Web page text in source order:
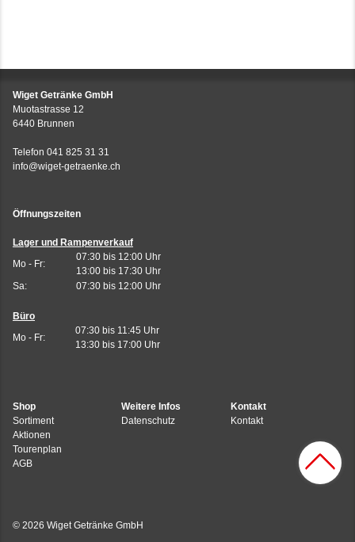
Wiget Getränke GmbH
Muotastrasse 12
6440 Brunnen
Telefon 041 825 31 31
info@wiget-getraenke.ch
Öffnungszeiten
Lager und Rampenverkauf
Mo - Fr:
07:30 bis 12:00 Uhr
13:00 bis 17:30 Uhr
Sa:
07:30 bis 12:00 Uhr
Büro
Mo - Fr:
07:30 bis 11:45 Uhr
13:30 bis 17:00 Uhr
Shop
Sortiment
Aktionen
Tourenplan
AGB
Weitere Infos
Datenschutz
Kontakt
Kontakt
© 2026 Wiget Getränke GmbH